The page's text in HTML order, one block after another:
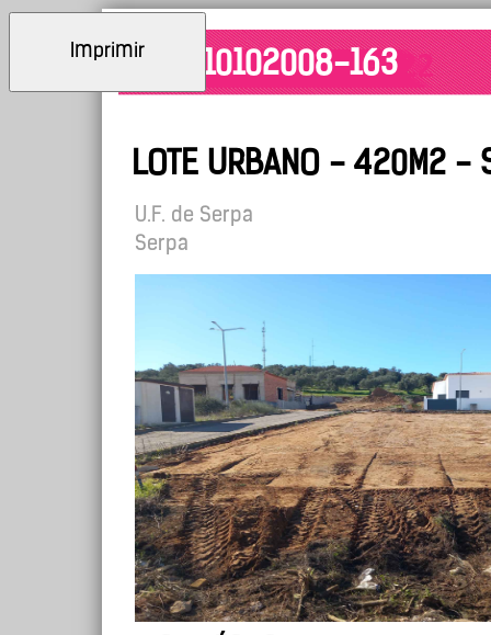
ID: 10102008-163
LOTE URBANO - 420M2 -
U.F. de Serpa
Serpa
Imprimir